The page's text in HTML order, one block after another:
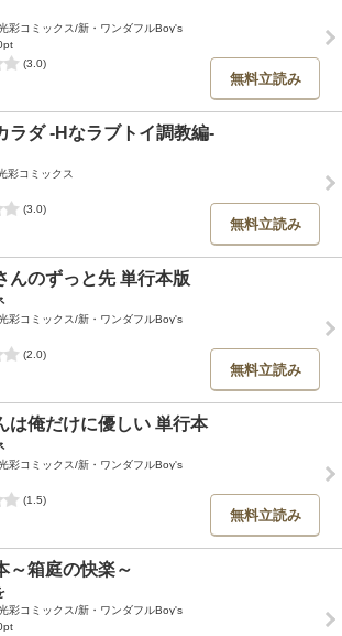
彩コミックス/新・ワンダフルBoy's
(3.0)
無料立読み
ラダ -Hなラブトイ調教編-
彩コミックス
(3.0)
無料立読み
んのずっと先 単行本版
彩コミックス/新・ワンダフルBoy's
(2.0)
無料立読み
は俺だけに優しい 単行本
彩コミックス/新・ワンダフルBoy's
(1.5)
無料立読み
～箱庭の快楽～
彩コミックス/新・ワンダフルBoy's